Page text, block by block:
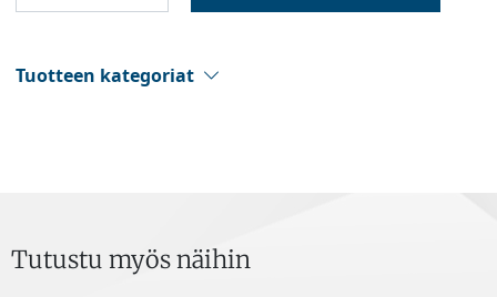
Tuotteen kategoriat
Tutustu myös näihin